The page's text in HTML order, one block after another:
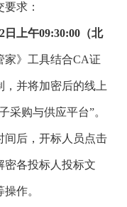
求：
日上午09:30:00（北
家》工具结合CA证
并将加密后的线上
采购与供应平台”。
间后，开标人员点击
密各投标人投标文
作。